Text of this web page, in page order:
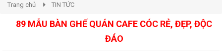
Trang chủ TIN TỨC
89 MẪU BÀN GHẾ QUÁN CAFE CÓC RẺ, ĐẸP, ĐỘC
ĐÁO